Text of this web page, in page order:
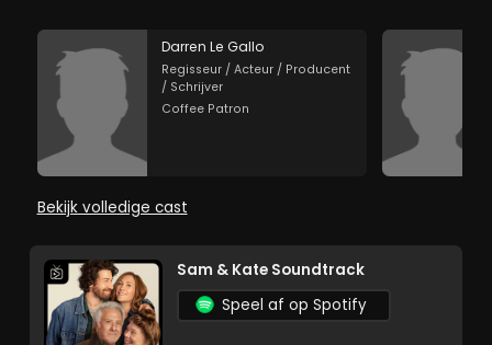
Darren Le Gallo
Regisseur / Acteur / Producent
/ Schrijver
Coffee Patron
Bekijk volledige cast
Sam & Kate Soundtrack
Speel af op Spotify